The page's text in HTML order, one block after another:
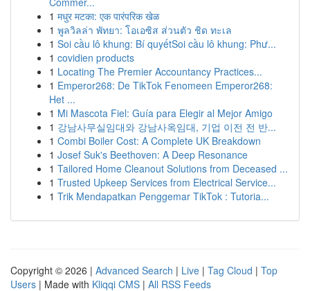
1 मधुर मटका: एक पारंपरिक खेळ
1 พูลวิลล่า พัทยา: โอเอซิส ส่วนตัว ชิด ทะเล
1 Soi cầu lô khung: Bí quyếtSoi cầu lô khung: Phư...
1 covidien products
1 Locating The Premier Accountancy Practices...
1 Emperor268: De TikTok Fenomeen Emperor268:
Het ...
1 Mi Mascota Fiel: Guía para Elegir al Mejor Amigo
1 강남사무실임대와 강남사옥임대, 기업 이전 전 반...
1 Combi Boiler Cost: A Complete UK Breakdown
1 Josef Suk's Beethoven: A Deep Resonance
1 Tailored Home Cleanout Solutions from Deceased ...
1 Trusted Upkeep Services from Electrical Service...
1 Trik Mendapatkan Penggemar TikTok : Tutoria...
Copyright © 2026 | Advanced Search | Live | Tag Cloud | Top
Users | Made with Kliqqi CMS | All RSS Feeds